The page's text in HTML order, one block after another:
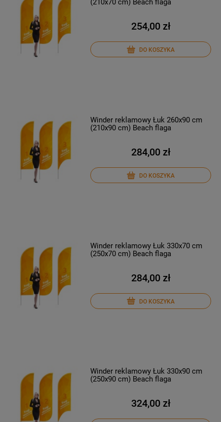
(210x70 cm) Beach flaga
254,00 zł
DO KOSZYKA
Winder reklamowy Łuk 260x90 cm
(210x90 cm) Beach flaga
284,00 zł
DO KOSZYKA
Winder reklamowy Łuk 330x70 cm
(250x70 cm) Beach flaga
284,00 zł
DO KOSZYKA
Winder reklamowy Łuk 330x90 cm
(250x90 cm) Beach flaga
324,00 zł